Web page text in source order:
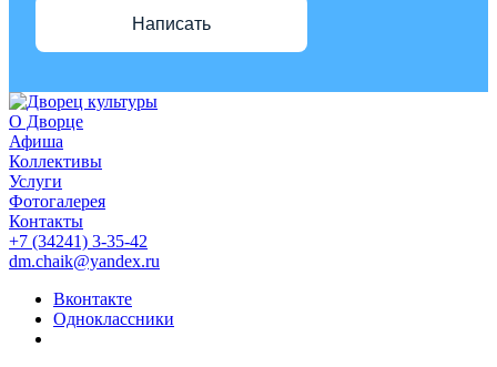
Написать
О Дворце
Афиша
Коллективы
Услуги
Фотогалерея
Контакты
+7 (34241) 3-35-42
dm.chaik@yandex.ru
Вконтакте
Одноклассники